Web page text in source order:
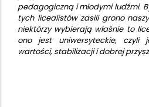
pedagogiczną i młodymi ludźmi.
tych licealistów zasili grono
niektórzy wybierają właśnie to
ono jest uniwersyteckie, czyli
wartości, stabilizacji i dobrej